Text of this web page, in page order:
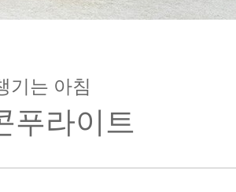
기는 아침
푸라이트